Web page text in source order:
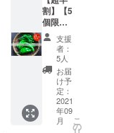
け重な
らない
ように
並べて
置く。
風通し
の良い
日陰の
場所
で、自
然乾
場所
で、自
然乾
燥。完
了の目
安は表
面にシ
ワがた
くさん
でき、
振ると
す。
カイブ
期間：
2ヶ月）
ｰ 想定
ニュー
・ビ
キー
ニョ：
ピクル
ス ・
は生育
状況に
応じ
て、変
動する
ことが
ありま
す。予
めご了
承くだ
さい。
は、ご
自宅で
作って
いただ
けるよ
うにと
うがら
しの詰
め合わ
せを
セット
候補）
プサ
ジュエ
ラ、ビ
キー
ニョ、
ハラ
ペー
ニョ、
プリッ
キー
（写真
はイ
メージ
です）
プサ
ジュエ
ラ、プ
リック
チン
ダー、
ハバネ
割】【5
個限
定！と
うがら
しアジ
アン1kg
セット
（辛さ
レベ
ル：🌶
🌶）】
支援
者：
5人
お届
け予
定：
2021
年09
月
こ
の